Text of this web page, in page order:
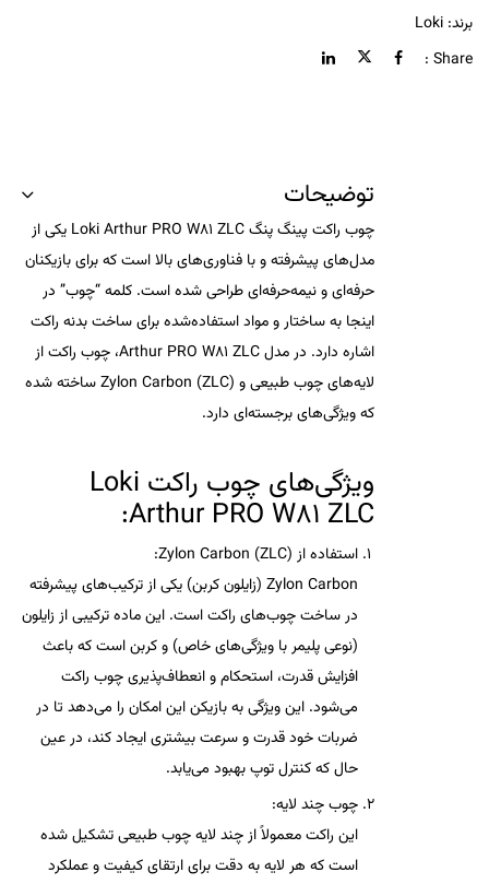
برند: Loki
Share :
توضیحات
چوب راکت پینگ پنگLoki Arthur PRO W81 ZLC یکی از
مدل‌های پیشرفته و با فناوری‌های بالا است که برای بازیکنان
حرفه‌ای و نیمه‌حرفه‌ای طراحی شده است. کلمه “چوب” در
اینجا بهساختار و مواد استفاده‌شدهبرای ساخت بدنه راکت
اشاره دارد. در مدلArthur PRO W81 ZLC، چوب راکت از
لایه‌هایچوب طبیعیو Zylon Carbon (ZLC)ساخته شده
که ویژگی‌های برجسته‌ای دارد.
ویژگی‌های چوب راکت Loki
Arthur PRO W81 ZLC
:
استفاده از Zylon Carbon (ZLC)
:
Zylon Carbon (زایلون کربن) یکی از ترکیب‌های پیشرفته
در ساخت چوب‌های راکت است. این ماده ترکیبی از زایلون
(نوعی پلیمر با ویژگی‌های خاص) وکربناست که باعث
افزایش قدرت، استحکام و انعطاف‌پذیری چوب راکت
می‌شود. این ویژگی به بازیکن این امکان را می‌دهد تا در
ضربات خود قدرت و سرعت بیشتری ایجاد کند، در عین
حال که کنترل توپ بهبود می‌یابد.
چوب چند لایه:
این راکت معمولاً ازچند لایه چوب طبیعیتشکیل شده
است که هر لایه به دقت برای ارتقای کیفیت و عملکرد